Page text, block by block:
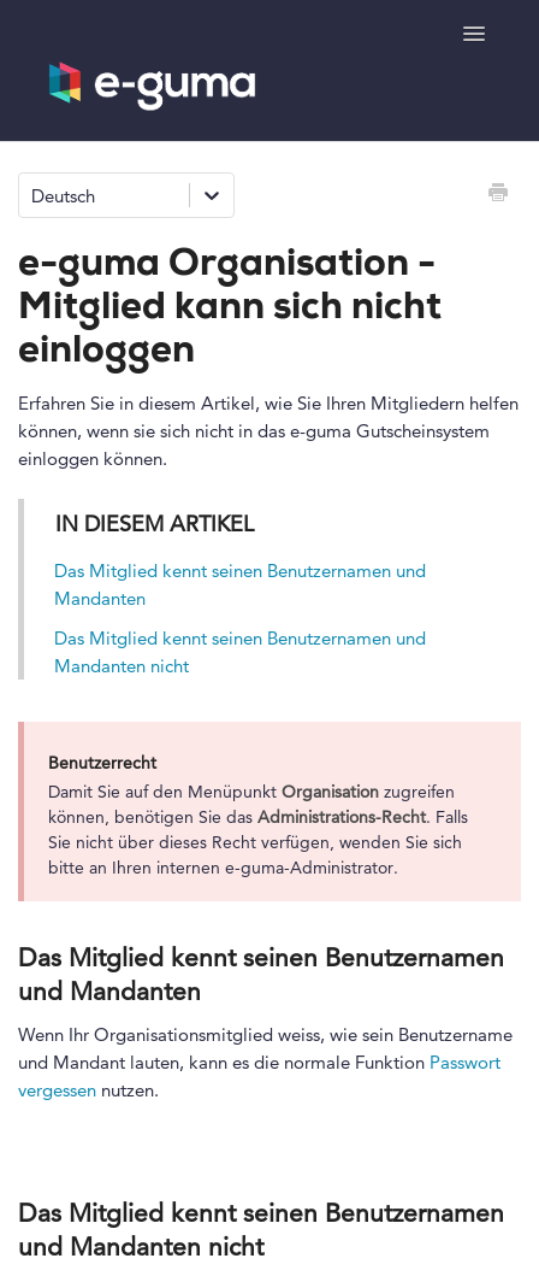
Toggle
Allgemeines
Ticketsystem
e-surprise
Deutsch
e-guma Organisation -
Mitglied kann sich nicht
einloggen
Erfahren Sie in diesem Artikel, wie Sie Ihren Mitgliedern helfen
können, wenn sie sich nicht in das e-guma Gutscheinsystem
einloggen können.
IN DIESEM ARTIKEL
Das Mitglied kennt seinen Benutzernamen und
Mandanten
Das Mitglied kennt seinen Benutzernamen und
Mandanten nicht
Benutzerrecht
Damit Sie auf den Menüpunkt Organisation zugreifen
können, benötigen Sie das Administrations-Recht. Falls
Sie nicht über dieses Recht verfügen, wenden Sie sich
bitte an Ihren internen e-guma-Administrator.
Das Mitglied kennt seinen Benutzernamen
und Mandanten
Wenn Ihr Organisationsmitglied weiss, wie sein Benutzername
und Mandant lauten, kann es die normale Funktion Passwort
vergessen nutzen.
Das Mitglied kennt seinen Benutzernamen
und Mandanten nicht